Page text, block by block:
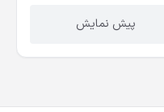
پیش نمایش